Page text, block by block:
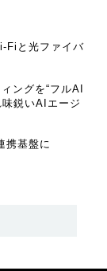
Fiと光ファイバ
ングを“フルAI
鋭いAIエージ
携基盤に